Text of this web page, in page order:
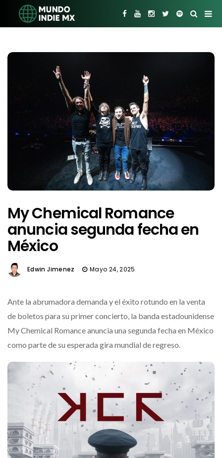
My Chemical Romance
anuncia segunda fecha en
México
Edwin Jimenez Mayo 24, 2025
Ante la abrumadora demanda y el éxito rotundo en la venta
de boletos para su primer concierto, la banda estadounidense
My Chemical Romance anuncia una segunda fecha en México
como parte de su esperada gira mundial de regreso.